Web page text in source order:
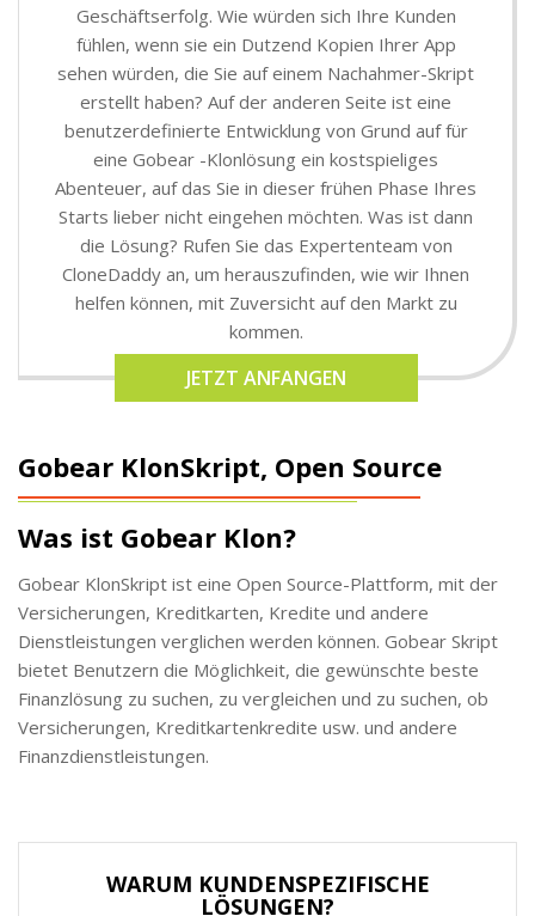
Geschäftserfolg. Wie würden sich Ihre Kunden
fühlen, wenn sie ein Dutzend Kopien Ihrer App
sehen würden, die Sie auf einem Nachahmer-Skript
erstellt haben? Auf der anderen Seite ist eine
benutzerdefinierte Entwicklung von Grund auf für
eine Gobear -Klonlösung ein kostspieliges
Abenteuer, auf das Sie in dieser frühen Phase Ihres
Starts lieber nicht eingehen möchten. Was ist dann
die Lösung? Rufen Sie das Expertenteam von
CloneDaddy an, um herauszufinden, wie wir Ihnen
helfen können, mit Zuversicht auf den Markt zu
kommen.
JETZT ANFANGEN
Gobear KlonSkript, Open Source
Was ist Gobear Klon?
Gobear KlonSkript ist eine Open Source-Plattform, mit der
Versicherungen, Kreditkarten, Kredite und andere
Dienstleistungen verglichen werden können. Gobear Skript
bietet Benutzern die Möglichkeit, die gewünschte beste
Finanzlösung zu suchen, zu vergleichen und zu suchen, ob
Versicherungen, Kreditkartenkredite usw. und andere
Finanzdienstleistungen.
WARUM KUNDENSPEZIFISCHE
LÖSUNGEN?